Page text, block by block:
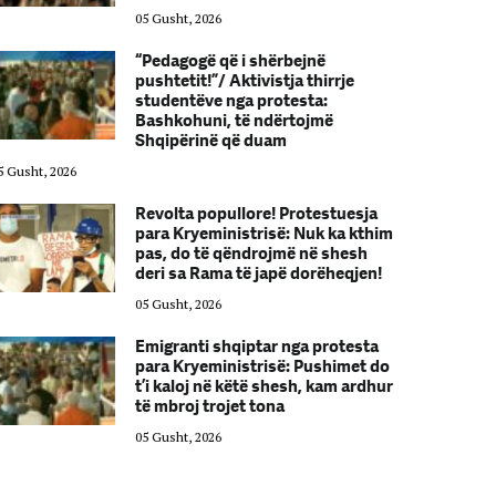
05 Gusht, 2026
“Pedagogë që i shërbejnë
pushtetit!”/ Aktivistja thirrje
studentëve nga protesta:
Bashkohuni, të ndërtojmë
Shqipërinë që duam
Gusht, 2026
Revolta popullore! Protestuesja
para Kryeministrisë: Nuk ka kthim
pas, do të qëndrojmë në shesh
deri sa Rama të japë dorëheqjen!
05 Gusht, 2026
Emigranti shqiptar nga protesta
para Kryeministrisë: Pushimet do
t’i kaloj në këtë shesh, kam ardhur
të mbroj trojet tona
05 Gusht, 2026